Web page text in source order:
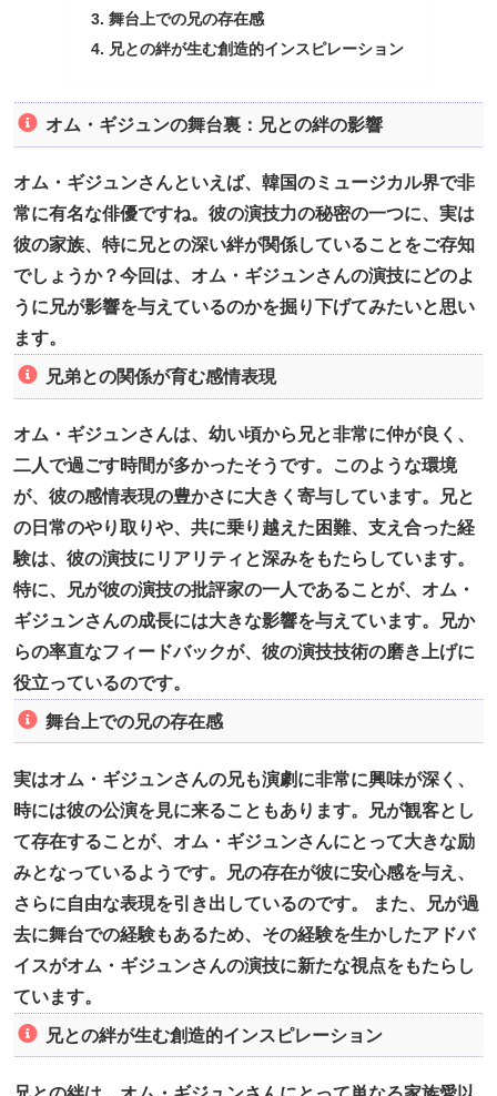
舞台上での兄の存在感
兄との絆が生む創造的インスピレーション
オム・ギジュンの舞台裏：兄との絆の影響
オム・ギジュンさんといえば、韓国のミュージカル界で非
常に有名な俳優ですね。彼の演技力の秘密の一つに、実は
彼の家族、特に兄との深い絆が関係していることをご存知
でしょうか？今回は、オム・ギジュンさんの演技にどのよ
うに兄が影響を与えているのかを掘り下げてみたいと思い
ます。
兄弟との関係が育む感情表現
オム・ギジュンさんは、幼い頃から兄と非常に仲が良く、
二人で過ごす時間が多かったそうです。このような環境
が、彼の感情表現の豊かさに大きく寄与しています。兄と
の日常のやり取りや、共に乗り越えた困難、支え合った経
験は、彼の演技にリアリティと深みをもたらしています。
特に、兄が彼の演技の批評家の一人であることが、オム・
ギジュンさんの成長には大きな影響を与えています。兄か
らの率直なフィードバックが、彼の演技技術の磨き上げに
役立っているのです。
舞台上での兄の存在感
実はオム・ギジュンさんの兄も演劇に非常に興味が深く、
時には彼の公演を見に来ることもあります。兄が観客とし
て存在することが、オム・ギジュンさんにとって大きな励
みとなっているようです。兄の存在が彼に安心感を与え、
さらに自由な表現を引き出しているのです。 また、兄が過
去に舞台での経験もあるため、その経験を生かしたアドバ
イスがオム・ギジュンさんの演技に新たな視点をもたらし
ています。
兄との絆が生む創造的インスピレーション